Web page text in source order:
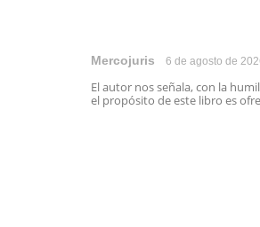
Mercojuris 6 de agosto de
El autor nos señala, con la
el propósito de este libro es